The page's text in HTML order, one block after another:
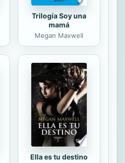
Trilogía Soy una
mamá
Megan Maxwell
Ella es tu destino